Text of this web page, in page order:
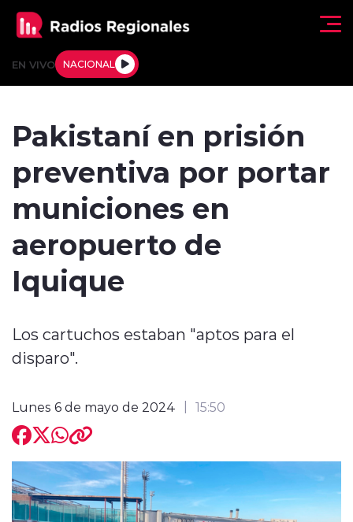
EN VIVO NACIONAL
Tendencias
Internacional
Entrevistas
modo claro
Pakistaní en prisión
preventiva por portar
municiones en
aeropuerto de
Iquique
Los cartuchos estaban "aptos para el
disparo".
Lunes 6 de mayo de 2024 15:50